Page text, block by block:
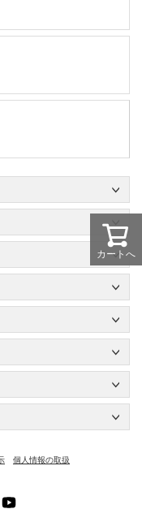
カートへ
個人情報の取扱